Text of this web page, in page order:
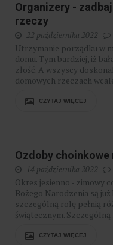
Organizery -
rzeczy
22 października 2022
Utrzymanie porządku w
domu. Tym bardziej, iż
złość. A wszyscy
domowych rzeczach
CZYTAJ WIĘCEJ
Ozdoby choinkowe
14 października 2022
Okres jesienno - zimowy
Bożego Narodzenia są
szczególną rolę pełnią
świątecznym.
CZYTAJ WIĘCEJ